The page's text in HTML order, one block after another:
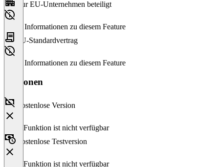
Nur EU-Unternehmen beteiligt
Keine Informationen zu diesem Feature
EU-Standardvertrag
Keine Informationen zu diesem Feature
Versionen
Kostenlose Version
Diese Funktion ist nicht verfügbar
Kostenlose Testversion
Diese Funktion ist nicht verfügbar